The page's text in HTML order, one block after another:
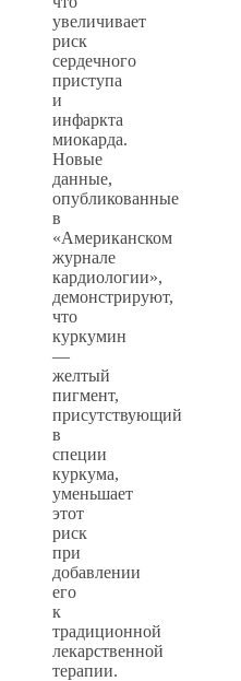
увеличивает
риск
сердечного
приступа
и
инфаркта
миокарда.
Новые
данные,
опубликованные
в
«Американском
журнале
кардиологии»,
демонстрируют,
что
куркумин
—
желтый
пигмент,
присутствующий
в
специи
куркума,
уменьшает
этот
риск
при
добавлении
его
к
традиционной
лекарственной
терапии.